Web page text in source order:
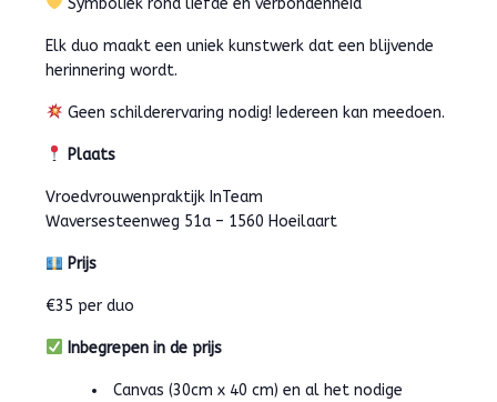
Elk duo maakt een uniek kunstwerk dat een blijvende
herinnering wordt.
Geen schilderervaring nodig! Iedereen kan meedoen.
Plaats
Vroedvrouwenpraktijk InTeam
Waversesteenweg 51a – 1560 Hoeilaart
Prijs
€35 per duo
Inbegrepen in de prijs
Canvas (30cm x 40 cm) en al het nodige